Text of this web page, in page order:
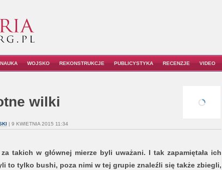
NAUKA WOJSKO REKONSTRUKCJE PUBLICYSTYKA RECENZJE VIDEO
wilki
| 9 KWIETNIA 2015 11:34
takich w głównej mierze byli uważani. I tak zapamiętała ich
to tylko bushi, poza nimi w tej grupie znaleźli się także zbiegli,